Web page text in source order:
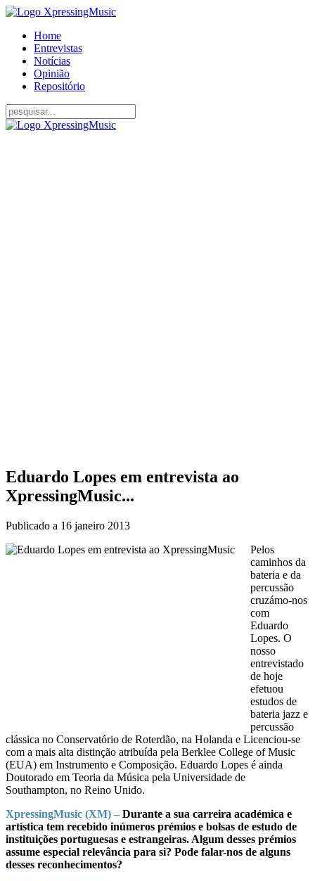
Home
Entrevistas
Notícias
Opinião
Repositório
Eduardo Lopes em entrevista ao
XpressingMusic...
Publicado a 16 janeiro 2013
Pelos
caminhos da
bateria e da
percussão
cruzámo-nos
com
Eduardo
Lopes. O
nosso
entrevistado
de hoje
efetuou
estudos de
bateria jazz e
percussão
clássica no Conservatório de Roterdão, na Holanda e Licenciou-se
com a mais alta distinção atribuída pela Berklee College of Music
(EUA) em Instrumento e Composição. Eduardo Lopes é ainda
Doutorado em Teoria da Música pela Universidade de
Southampton, no Reino Unido.
XpressingMusic (XM) – Durante a sua carreira académica e
artística tem recebido inúmeros prémios e bolsas de estudo de
instituições portuguesas e estrangeiras. Algum desses prémios
assume especial relevância para si? Pode falar-nos de alguns
desses reconhecimentos?